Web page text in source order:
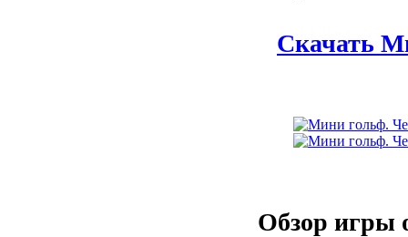
Скачать
Обзор игры